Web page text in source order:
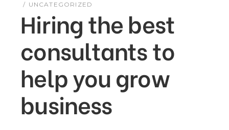
UNCATEGORIZED
Hiring the best
consultants to
help you grow
business